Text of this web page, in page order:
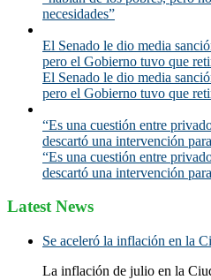
necesidades”
El Senado le dio media
pero el Gobierno tuvo que
El Senado le dio media
pero el Gobierno tuvo que
“Es una cuestión entre
descartó una intervención
“Es una cuestión entre
descartó una intervención
Latest News
Se aceleró la inflación en la
La inflación de julio en la